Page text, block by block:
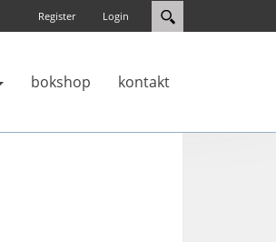
Login
Register
bokshop kontakt